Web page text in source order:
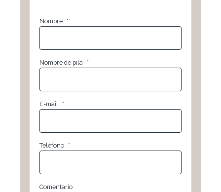
Nombre *
Nombre de pila *
E-mail *
Teléfono *
Comentario